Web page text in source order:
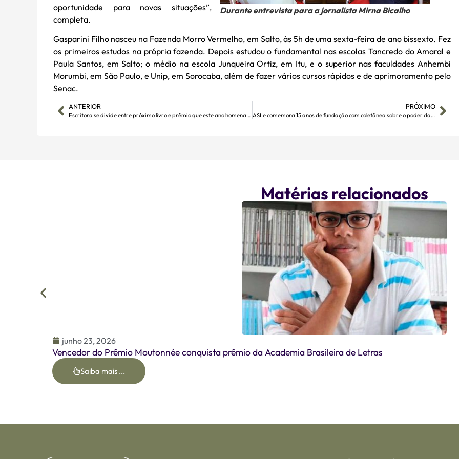
Durante entrevista para a jornalista Mirna Bicalho
oportunidade para novas situações”,
completa.
Gasparini Filho nasceu na Fazenda Morro Vermelho, em Salto, às 5h de uma sexta-feira de ano bissexto. Fez
os primeiros estudos na própria fazenda. Depois estudou o fundamental nas escolas Tancredo do Amaral e
Paula Santos, em Salto; o médio na escola Junqueira Ortiz, em Itu, e o superior nas faculdades Anhembi
Morumbi, em São Paulo, e Unip, em Sorocaba, além de fazer vários cursos rápidos e de aprimoramento pelo
Senac.
ANTERIOR
Escritora se divide entre próximo livro e prêmio que este ano homenageará o pai
PRÓXIMO
ASLe comemora 15 anos de fundação com coletânea sobre o poder da palavra
Matérias relacionados
junho 23, 2026
Vencedor do Prêmio Moutonnée conquista prêmio da Academia Brasileira de Letras
Saiba mais ...